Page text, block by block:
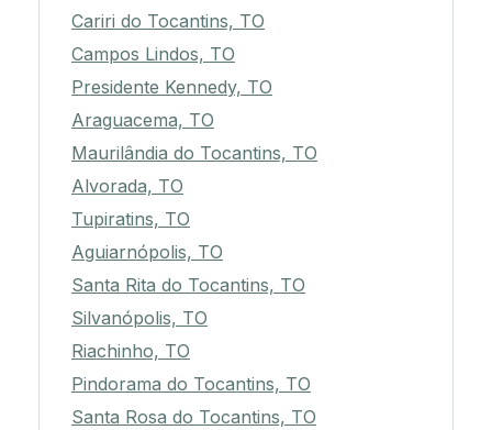
Cariri do Tocantins, TO
Campos Lindos, TO
Presidente Kennedy, TO
Araguacema, TO
Maurilândia do Tocantins, TO
Alvorada, TO
Tupiratins, TO
Aguiarnópolis, TO
Santa Rita do Tocantins, TO
Silvanópolis, TO
Riachinho, TO
Pindorama do Tocantins, TO
Santa Rosa do Tocantins, TO